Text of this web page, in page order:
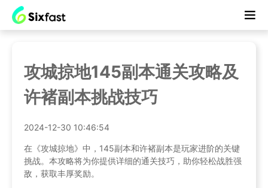
攻城掠地145副本通关攻略及
许褚副本挑战技巧
2024-12-30 10:46:54
在《攻城掠地》中，145副本和许褚副本是玩家进阶的关键
挑战。本攻略将为你提供详细的通关技巧，助你轻松战胜强
敌，获取丰厚奖励。